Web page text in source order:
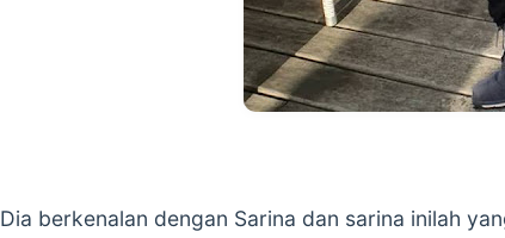
Dia berkenalan dengan Sarina dan sarina inilah